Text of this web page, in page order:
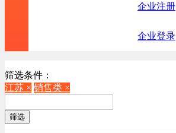
企业注册
企业登录
筛选条件：
江苏 × 销售类 ×
筛选